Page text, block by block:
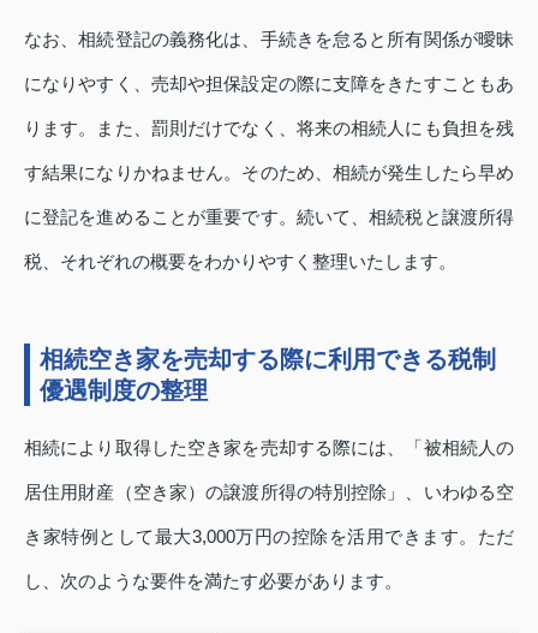
なお、相続登記の義務化は、手続きを怠ると所有関係が曖昧
になりやすく、売却や担保設定の際に支障をきたすこともあ
ります。また、罰則だけでなく、将来の相続人にも負担を残
す結果になりかねません。そのため、相続が発生したら早め
に登記を進めることが重要です。続いて、相続税と譲渡所得
税、それぞれの概要をわかりやすく整理いたします。
相続空き家を売却する際に利用できる税制
優遇制度の整理
相続により取得した空き家を売却する際には、「被相続人の
居住用財産（空き家）の譲渡所得の特別控除」、いわゆる空
き家特例として最大3,000万円の控除を活用できます。ただ
し、次のような要件を満たす必要があります。